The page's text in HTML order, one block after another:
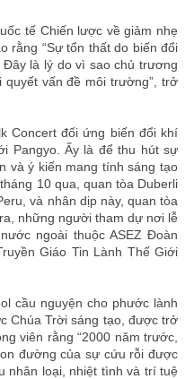
tế Chiến lược về giảm nhẹ
rằng “Sự tổn thất do biến đổi
là lý do vì sao chủ trương
quyết vấn đề môi trường”, trở
Concert đối ứng biến đổi khí
Pangyo. Ấy là để thu hút sự
và ý kiến mang tính sáng tạo
10 qua, quan tòa Duberli
và nhân dịp này, quan tòa
những người tham dự nơi lễ
ngoài thuộc ASEZ Đoàn
Giáo Tin Lành Thế Giới
cầu nguyện cho phước lành
Chúa Trời sáng tạo, được trở
viên rằng “2000 năm trước,
đường của sự cứu rỗi được
nhân loại, nhiệt tình và trí tuệ